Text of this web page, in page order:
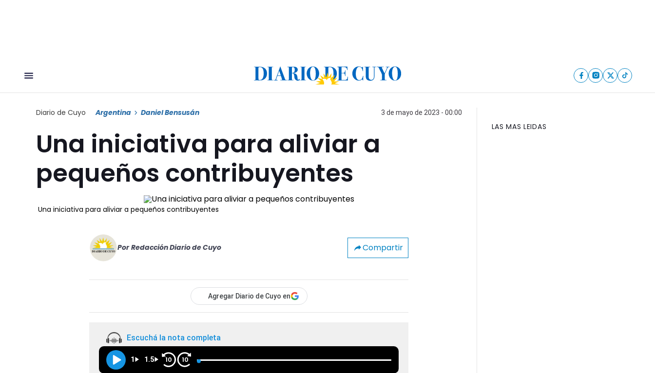
Diario de Cuyo Argentina Daniel Bensusán 3 de mayo de 2023 - 00:00
Una iniciativa para aliviar a
pequeños contribuyentes
Una iniciativa para aliviar a pequeños contribuyentes
Por Redacción Diario de Cuyo Compartir
Agregar Diario de Cuyo en
Escuchá la nota completa
1 1.5 10 10
LAS MAS LEIDAS